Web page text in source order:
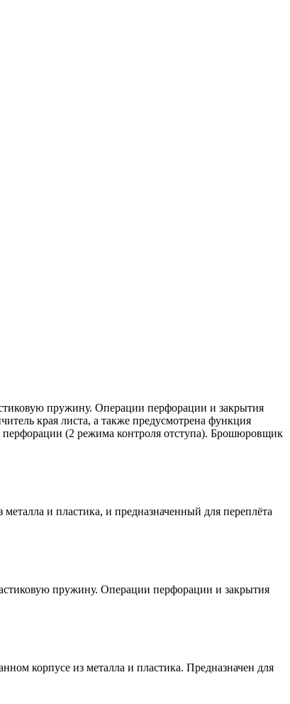
пружину. Операции перфорации и закрытия
края листа, а также предусмотрена функция
(2 режима контроля отступа). Брошюровщик
и пластика, и предназначенный для переплёта
пружину. Операции перфорации и закрытия
корпусе из металла и пластика. Предназначен для